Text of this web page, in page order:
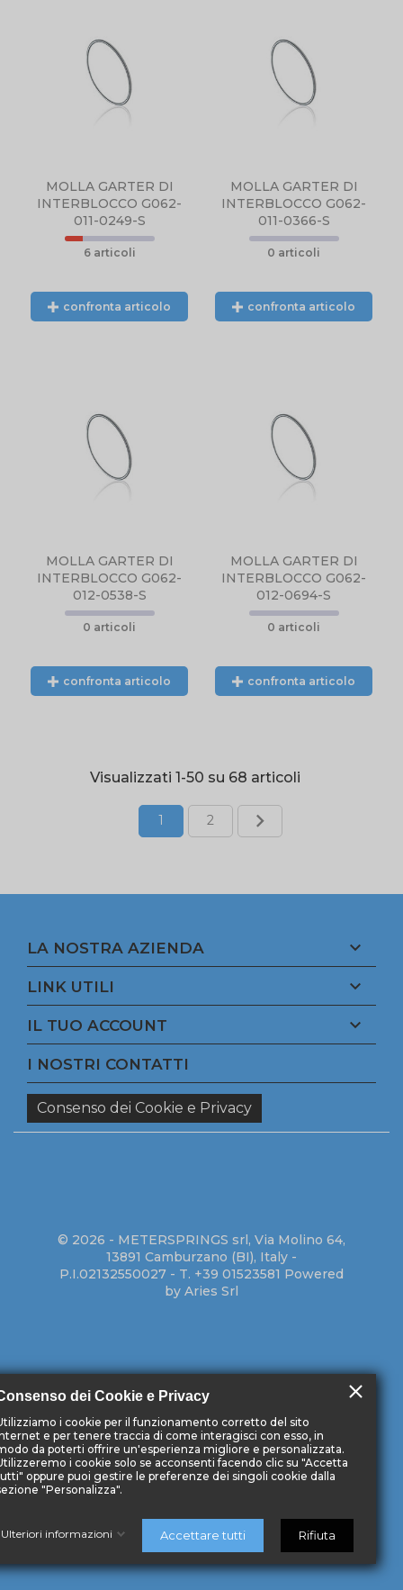
MOLLA GARTER DI
INTERBLOCCO G062-
011-0249-S
6 articoli
confronta articolo
TELEFONICAMENTE
O TRAMITE EMAIL.
MOLLA GARTER DI
INTERBLOCCO G062-
011-0366-S
0 articoli
confronta articolo
MOLLA GARTER DI
INTERBLOCCO G062-
012-0538-S
0 articoli
confronta articolo
TELEFONICAMENTE
O TRAMITE EMAIL.
MOLLA GARTER DI
INTERBLOCCO G062-
012-0694-S
0 articoli
confronta articolo
Visualizzati 1-50 su 68 articoli
1 2 
LA NOSTRA AZIENDA 
LINK UTILI 
IL TUO ACCOUNT 
I NOSTRI CONTATTI
Consenso dei Cookie e Privacy
© 2026 - METERSPRINGS srl, Via Molino 64,
13891 Camburzano (BI), Italy -
P.I.02132550027 - T. +39 01523581 Powered
by Aries Srl
dei Cookie e Privacy close
i cookie per il funzionamento corretto del sito
e per tenere traccia di come interagisci con esso, in
da poterti offrire un'esperienza migliore e personalizzata.
i cookie solo se acconsenti facendo clic su "Accetta
oppure puoi gestire le preferenze dei singoli cookie dalla
"Personalizza".
Ulteriori informazioni Accettare tutti Rifiuta